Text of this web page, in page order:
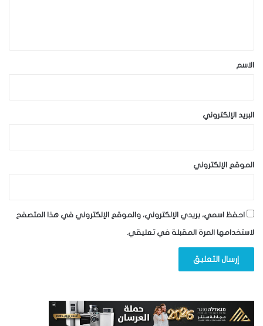
*
الاسم
البريد الإلكتروني
الموقع الإلكتروني
احفظ اسمي، بريدي الإلكتروني، والموقع الإلكتروني في هذا المتصفح
لاستخدامها المرة المقبلة في تعليقي.